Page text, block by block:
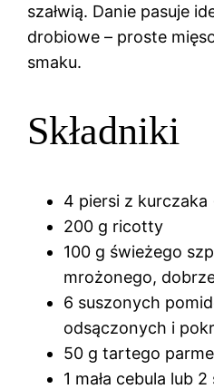
szałwią. Danie pasuje
drobiowe – proste
smaku.
Składniki
4 piersi z kurczaka
200 g ricotty
100 g świeżego
mrożonego,
6 suszonych
odsączonych i
50 g tartego
1 mała cebula lub